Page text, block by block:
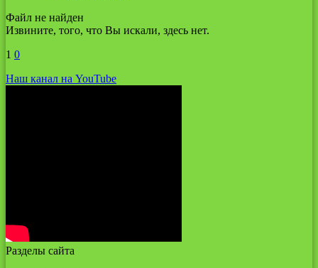
Файл не найден
Извините, того, что Вы искали, здесь нет.
1 0
Наш канал на YouTube
Разделы сайта